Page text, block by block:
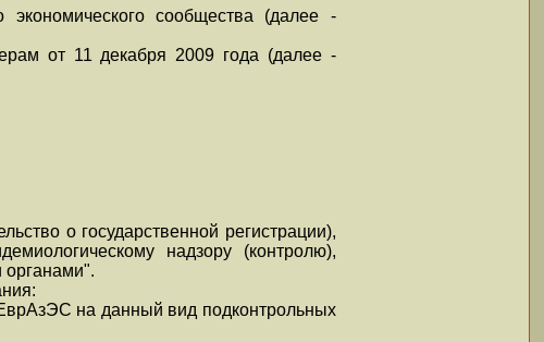
экономического сообщества (далее -
от 11 декабря 2009 года (далее -
о государственной регистрации),
надзору (контролю),
органами".
на данный вид подконтрольных